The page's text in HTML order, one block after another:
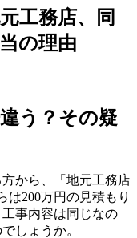
工務店、同
の理由
う？その疑
から、「地元工務店
は200万円の見積もり
事内容は同じなの
しょうか。